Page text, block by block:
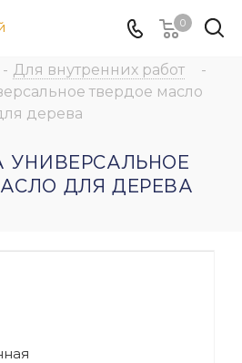
0
- Для внутренних работ
-
твердое масло
дерева
УНИВЕРСАЛЬНОЕ
ДЛЯ ДЕРЕВА